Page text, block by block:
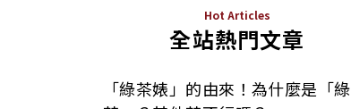
Hot Articles
全站熱門文章
「綠茶婊」的由來！為什麼是「綠